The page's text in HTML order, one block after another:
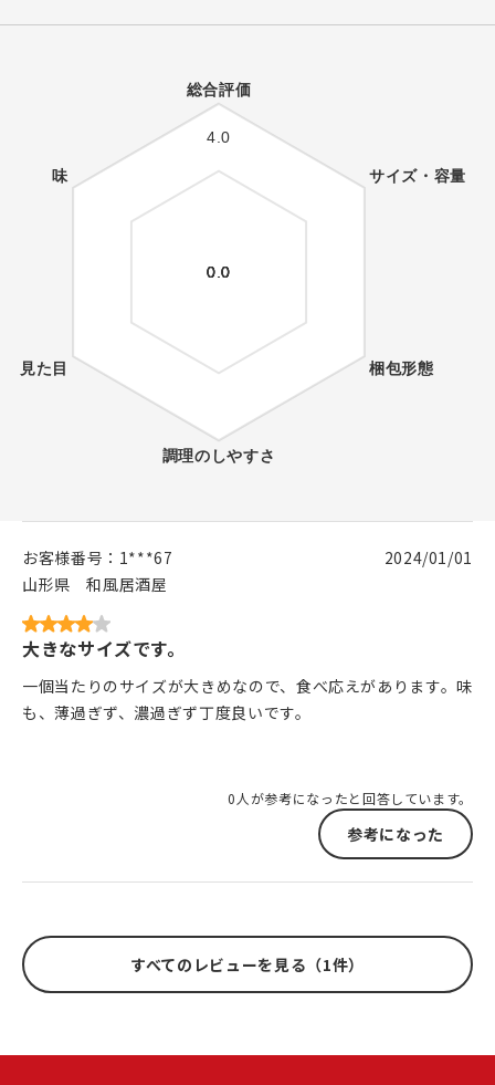
お客様番号： 1***67
山形県
和風居酒屋
2024/01/01
大きなサイズです。
一個当たりのサイズが大きめなので、食べ応えがあります。味
も、薄過ぎず、濃過ぎず丁度良いです。
0人が参考になったと回答しています。
参考になった
すべてのレビューを見る（1件）